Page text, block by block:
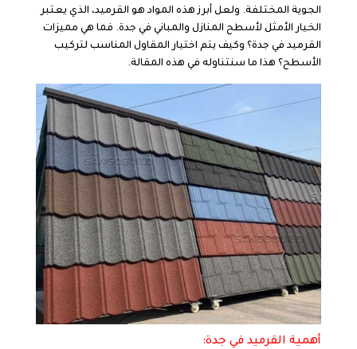
الجوية المختلفة. ولعل أبرز هذه المواد هو القرميد، الذي يعتبر
الخيار الأمثل لأسطح المنازل والمباني في جدة. فما هي مميزات
القرميد في جدة؟ وكيف يتم اختيار المقاول المناسب لتركيب
الأسطح؟ هذا ما سنتناوله في هذه المقالة.
أهمية القرميد في جدة: